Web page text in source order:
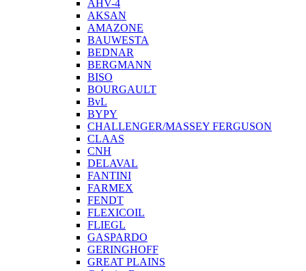
AHV-4
AKSAN
AMAZONE
BAUWESTA
BEDNAR
BERGMANN
BISO
BOURGAULT
BvL
BYPY
CHALLENGER/MASSEY FERGUSON
CLAAS
CNH
DELAVAL
FANTINI
FARMEX
FENDT
FLEXICOIL
FLIEGL
GASPARDO
GERINGHOFF
GREAT PLAINS